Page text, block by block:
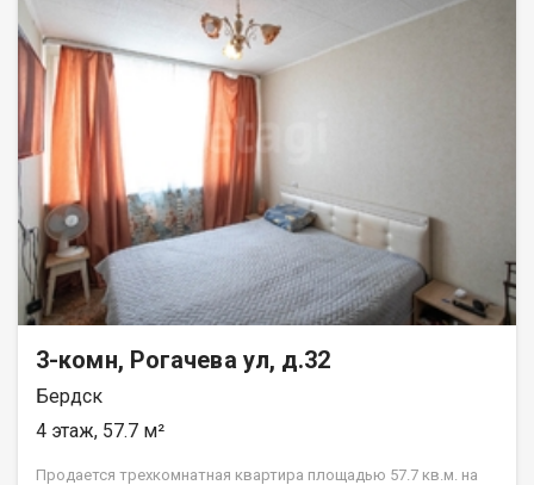
наслаждаться чистотой и порядком. Для семей с детьми во
дворе оборудована небольшая, но очень уютная детская
площадка, где ваши малыши смогут весело проводить время.
Отличная транспортная развязка позволит вам без труда
добраться в любой уголок города, а также до академгородка.
В шаговой доступности находятся современные спорт и
фитнес-центры, магазины и церковь, что делает жизнь здесь
максимально комфортной и удобной. Школа расположена
всего в 5 минутах неспешной прогулки, что особенно важно
для семей с детьми. Широкий двор гарантирует отсутствие
проблем с парковкой, что является немаловажным
фактором в условиях городской жизни. Показ в любое
удобное время по предварительной договоренности. Помощь
в получении одобрения ипотечного решения. Код
3-комн, Рогачева ул, д.32
Бердск
4 этаж, 57.7 м²
Продается трехкомнатная квартира площадью 57.7 кв.м. на